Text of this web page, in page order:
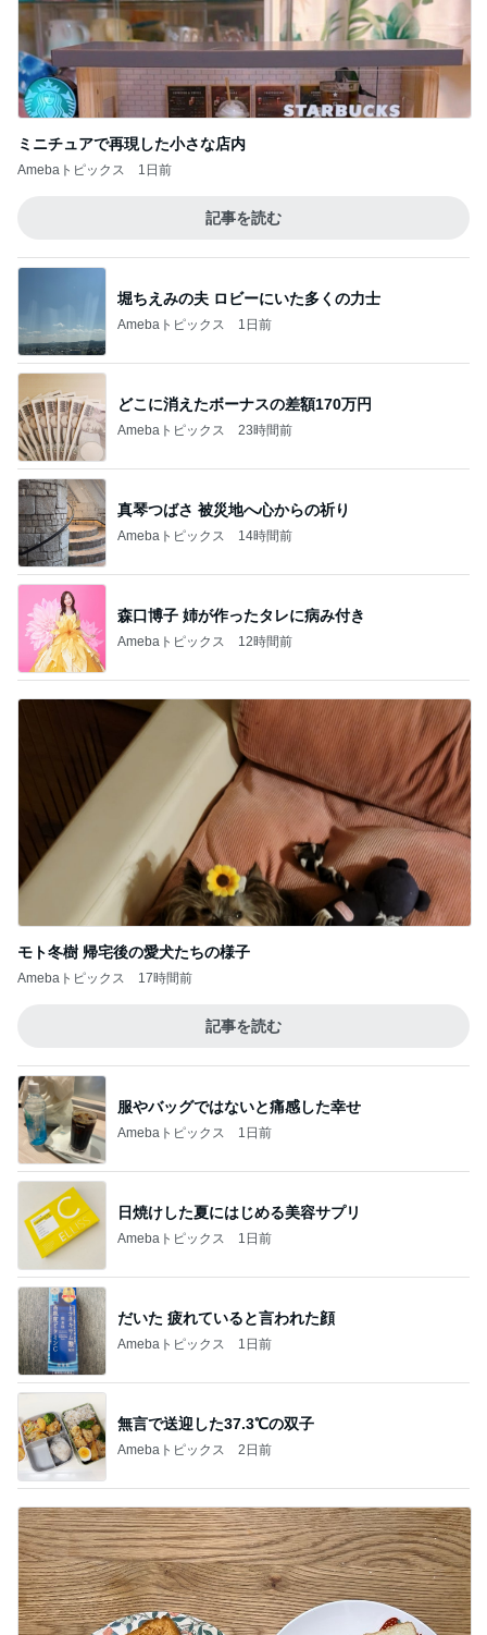
ミニチュアで再現した小さな店内
Amebaトピックス 1日前
記事を読む
堀ちえみの夫 ロビーにいた多くの力士
Amebaトピックス 1日前
どこに消えたボーナスの差額170万円
Amebaトピックス 23時間前
真琴つばさ 被災地へ心からの祈り
Amebaトピックス 14時間前
森口博子 姉が作ったタレに病み付き
Amebaトピックス 12時間前
モト冬樹 帰宅後の愛犬たちの様子
Amebaトピックス 17時間前
記事を読む
服やバッグではないと痛感した幸せ
Amebaトピックス 1日前
日焼けした夏にはじめる美容サプリ
Amebaトピックス 1日前
だいた 疲れていると言われた顔
Amebaトピックス 1日前
無言で送迎した37.3℃の双子
Amebaトピックス 2日前